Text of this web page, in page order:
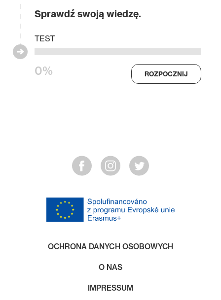
Sprawdź swoją wiedzę.
0%
TEST
ROZPOCZNIJ
OCHRONA DANYCH OSOBOWYCH
O NAS
IMPRESSUM